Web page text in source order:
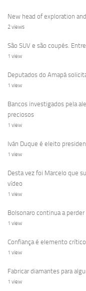
New head of exploration
2 views
São SUV e são coupés.
1 view
Deputados do Amapá
1 view
Bancos investigados pela
preciosos
1 view
Iván Duque é eleito
1 view
Desta vez foi Marcelo que
vídeo
1 view
Bolsonaro continua a
1 view
Confiança é elemento
1 view
Fabricar diamantes para
1 view